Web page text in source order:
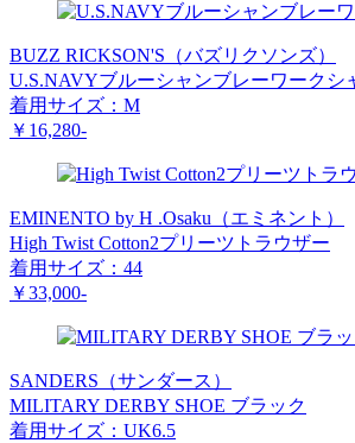
BUZZ RICKSON'S（バズリクソンズ）
U.S.NAVYブルーシャンブレーワークシ
着用サイズ：M
￥16,280-
EMINENTO by H .Osaku（エミネント）
High Twist Cotton2プリーツトラウザー
着用サイズ：44
￥33,000-
SANDERS（サンダース）
MILITARY DERBY SHOE ブラック
着用サイズ：UK6.5